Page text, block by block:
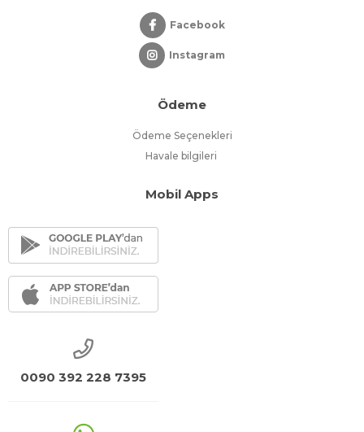
Facebook
Instagram
Ödeme
Ödeme Seçenekleri
Havale bilgileri
Mobil Apps
0090 392 228 7395